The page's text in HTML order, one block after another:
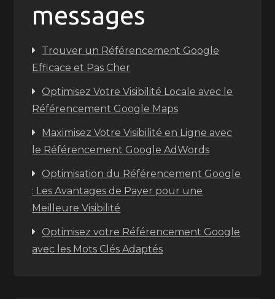
messages
Trouver un Référencement Google
Efficace et Pas Cher
Optimisez Votre Visibilité Locale avec le
Référencement Google Maps
Maximisez Votre Visibilité en Ligne avec
le Référencement Google AdWords
Optimisation du Référencement Google
: Les Avantages de Payer pour une
Meilleure Visibilité
Optimisez votre Référencement Google
avec les Mots Clés Adaptés